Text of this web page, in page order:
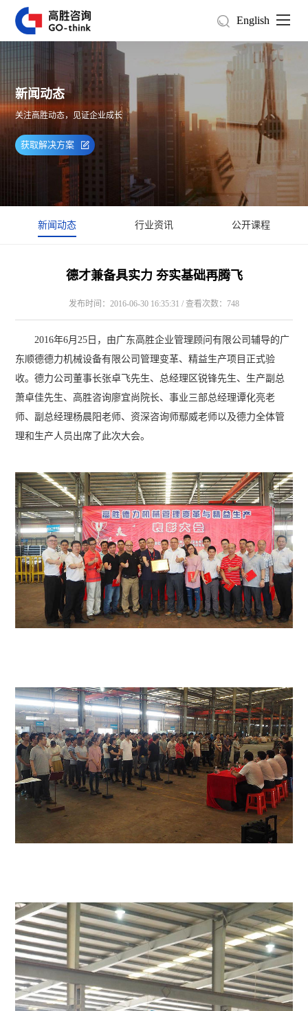
English
新闻动态
关注高胜动态，见证企业成长
获取解决方案
新闻动态 行业资讯 公开课程
德才兼备具实力 夯实基础再腾飞
发布时间：2016-06-30 16:35:31 / 查看次数：748
2016年6月25日，由广东高胜企业管理顾问有限公司辅导的广
东顺德德力机械设备有限公司管理变革、精益生产项目正式验
收。德力公司董事长张卓飞先生、总经理区锐锋先生、生产副总
萧卓佳先生、高胜咨询廖宜尚院长、事业三部总经理谭化亮老
师、副总经理杨晨阳老师、资深咨询师鄢威老师以及德力全体管
理和生产人员出席了此次大会。